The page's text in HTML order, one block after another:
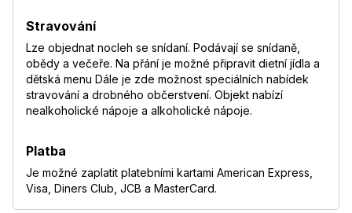
Stravování
Lze objednat nocleh se snídaní. Podávají se snídaně,
obědy a večeře. Na přání je možné připravit dietní jídla a
dětská menu Dále je zde možnost speciálních nabídek
stravování a drobného občerstvení. Objekt nabízí
nealkoholické nápoje a alkoholické nápoje.
Platba
Je možné zaplatit platebními kartami American Express,
Visa, Diners Club, JCB a MasterCard.